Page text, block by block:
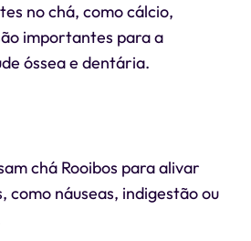
no chá, como cálcio,
importantes para a
óssea e dentária.
chá Rooibos para alivar
como náuseas, indigestão ou